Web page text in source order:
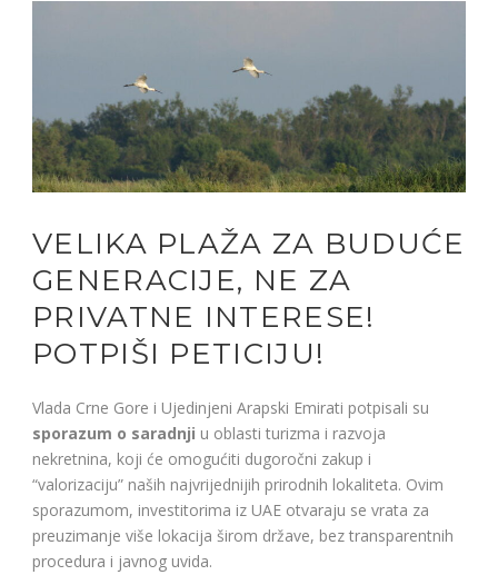
VELIKA PLAŽA ZA BUDUĆE
GENERACIJE, NE ZA
PRIVATNE INTERESE!
POTPIŠI PETICIJU!
Vlada Crne Gore i Ujedinjeni Arapski Emirati potpisali su
sporazum o saradnji u oblasti turizma i razvoja
nekretnina, koji će omogućiti dugoročni zakup i
“valorizaciju” naših najvrijednijih prirodnih lokaliteta. Ovim
sporazumom, investitorima iz UAE otvaraju se vrata za
preuzimanje više lokacija širom države, bez transparentnih
procedura i javnog uvida.